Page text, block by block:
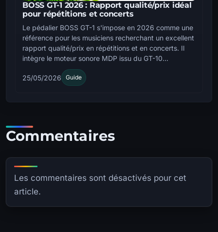
BOSS GT-1 2026 : Rapport qualité/prix idéal
pour répétitions et concerts
Le pédalier BOSS GT-1 s'impose en 2026 comme une
référence pour les musiciens recherchant un excellent
rapport qualité/prix en répétitions et en concerts. Il
intègre le moteur sonore MDP issu du GT-10...
25/05/2026 Guide
Commentaires
Les commentaires sont désactivés pour cet
article.